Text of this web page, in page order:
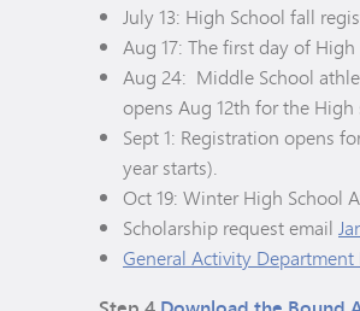
July 13: High School fall
Aug 17: The first day of
Aug 24: Middle School
opens Aug 12th for the High
Sept 1: Registration opens
year starts).
Oct 19: Winter High School
Scholarship request email
General Activity